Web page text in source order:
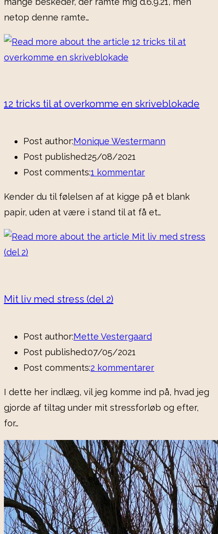
netop denne ramte…
12 tricks til at overkomme en skriveblokade
Post author:Monique Westermann
Post published:25/08/2021
Post comments:1 kommentar
Kender du til følelsen af at kigge på et blank
papir, uden at være i stand til at få et…
Mit liv med stress (del 2)
Post author:Mette Vestergaard
Post published:07/05/2021
Post comments:2 kommentarer
I dette her indlæg, vil jeg komme ind på, hvad jeg
gjorde af tiltag under mit stressforløb og efter,
for…